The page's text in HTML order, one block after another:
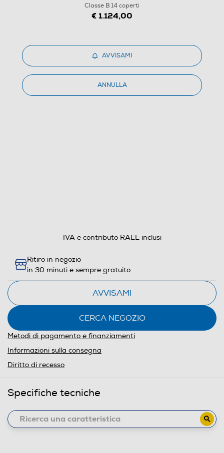
MIELE - Lavastoviglie G 5453 SCVI Classe B 14
IVA e contributo RAEE inclusi
Ritiro in negozio
in 30 minuti e sempre gratuito
AVVISAMI
CERCA NEGOZIO
Metodi di pagamento e finanziamenti
Informazioni sulla consegna
Diritto di recesso
Specifiche tecniche
Classe B 14 coperti
€ 1.124,00
AVVISAMI
ANNULLA